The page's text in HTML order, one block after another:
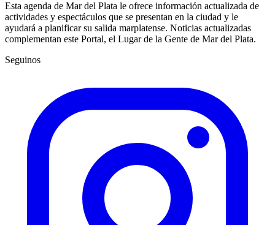
Esta agenda de Mar del Plata le ofrece información actualizada de
actividades y espectáculos que se presentan en la ciudad y le
ayudará a planificar su salida marplatense. Noticias actualizadas
complementan este Portal, el Lugar de la Gente de Mar del Plata.
Seguinos